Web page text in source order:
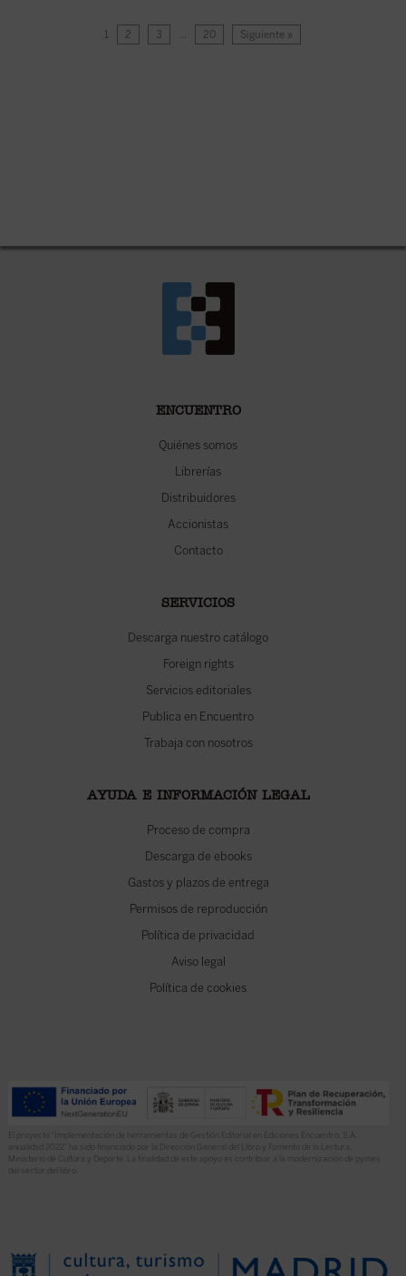
1 2 3 … 20 Siguiente »
ENCUENTRO
Quiénes somos
Librerías
Distribuidores
Accionistas
Contacto
SERVICIOS
Descarga nuestro catálogo
Foreign rights
Servicios editoriales
Publica en Encuentro
Trabaja con nosotros
AYUDA E INFORMACIÓN LEGAL
Proceso de compra
Descarga de ebooks
Gastos y plazos de entrega
Permisos de reproducción
Política de privacidad
Aviso legal
Política de cookies
El proyecto “Implementación de herramientas de Gestión Editorial en Ediciones Encuentro, S.A.
anualidad 2022” ha sido financiado por la Dirección General del Libro y Fomento de la Lectura,
Ministerio de Cultura y Deporte. La finalidad de este apoyo es contribuir a la modernización de pymes
del sector del libro.